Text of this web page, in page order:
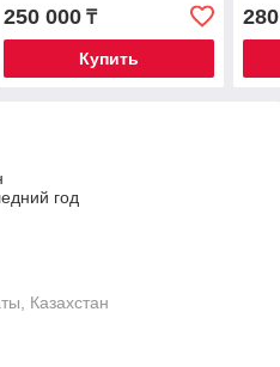
250 000₸
Купить
год
Казахстан